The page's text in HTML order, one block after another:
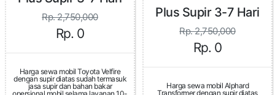
Rp. 2,750,000
Rp. 0
Harga sewa mobil Toyota Velfire
dengan supir diatas sudah termasuk
jasa supir dan bahan bakar
Plus Supir 3-7 Hari
Rp. 2,750,000
Rp. 0
Harga sewa mobil Alphard
Transformer dengan supir diatas